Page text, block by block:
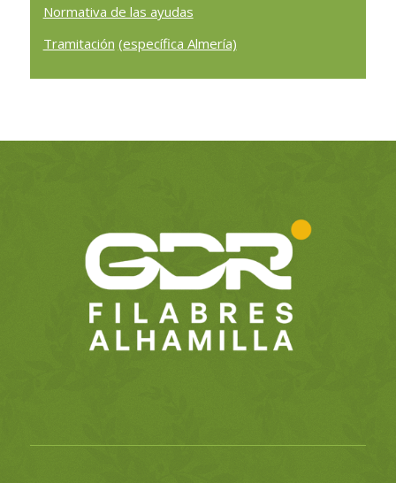
Normativa de las ayudas
Tramitación (específica Almería)